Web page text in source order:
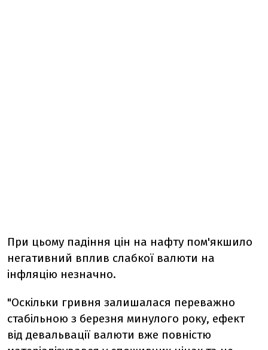
При цьому падіння цін на нафту пом'якшило
негативний вплив слабкої валюти на
інфляцію незначно.
"Оскільки гривня залишалася переважно
стабільною з березня минулого року, ефект
від девальвації валюти вже повністю